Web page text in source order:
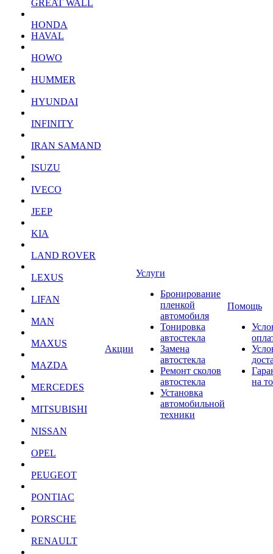
GREAT WALL
HONDA
HAVAL
HOWO
HUMMER
HYUNDAI
INFINITY
IRAN SAMAND
ISUZU
IVECO
JEEP
KIA
LAND ROVER
LEXUS
LIFAN
MAN
MAXUS
MAZDA
MERCEDES
MITSUBISHI
NISSAN
OPEL
PEUGEOT
PONTIAC
PORSCHE
RENAULT
Акции
Услуги
Бронирование
пленкой
автомобиля
Тонировка
автостекла
Замена
автостекла
Ремонт сколов
автостекла
Установка
автомобильной
техники
Помощь
на